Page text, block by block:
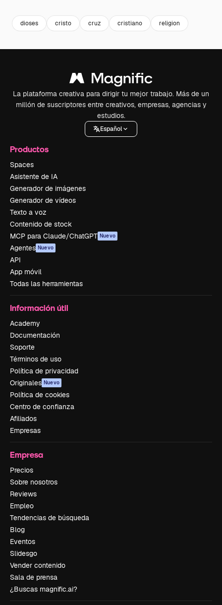
dioses cristo cruz cristiano religion
La plataforma creativa para dirigir tu mejor trabajo. Más de un
millón de suscriptores entre creativos, empresas, agencias y
estudios.
Español
Productos
Spaces
Asistente de IA
Generador de imágenes
Generador de vídeos
Texto a voz
Contenido de stock
MCP para Claude/ChatGPT Nuevo
Agentes Nuevo
API
App móvil
Todas las herramientas
Información útil
Academy
Documentación
Soporte
Términos de uso
Política de privacidad
Originales Nuevo
Política de cookies
Centro de confianza
Afiliados
Empresas
Empresa
Precios
Sobre nosotros
Reviews
Empleo
Tendencias de búsqueda
Blog
Eventos
Slidesgo
Vender contenido
Sala de prensa
¿Buscas magnific.ai?